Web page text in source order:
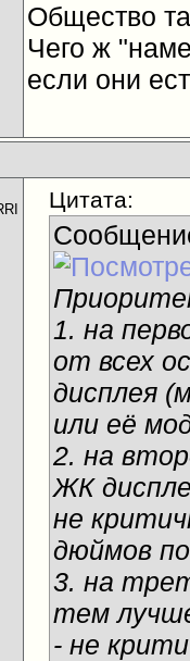
Общество
Чего ж
если они
Цитата:
1. на
от всех
дисплея
или её
2. на
ЖК
не
дюймов
3. на
тем
- не